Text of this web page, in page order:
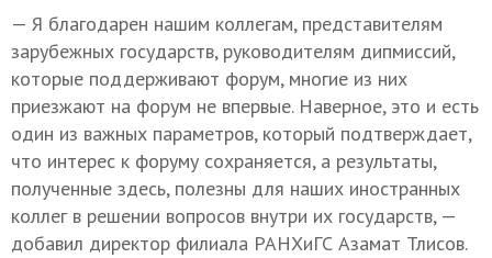
— Я благодарен нашим коллегам, представителям
зарубежных государств, руководителям дипмиссий,
которые поддерживают форум, многие из них
приезжают на форум не впервые. Наверное, это и есть
один из важных параметров, который подтверждает,
что интерес к форуму сохраняется, а результаты,
полученные здесь, полезны для наших иностранных
коллег в решении вопросов внутри их государств, —
добавил директор филиала РАНХиГС Азамат Тлисов.